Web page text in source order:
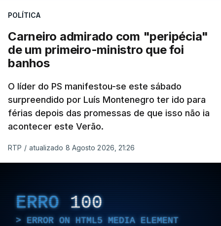
POLÍTICA
Carneiro admirado com "peripécia"
de um primeiro-ministro que foi
banhos
O líder do PS manifestou-se este sábado
surpreendido por Luís Montenegro ter ido para
férias depois das promessas de que isso não ia
acontecer este Verão.
RTP / atualizado 8 Agosto 2026, 21:26
ERRO 100
ERROR ON HTML5 MEDIA ELEMENT